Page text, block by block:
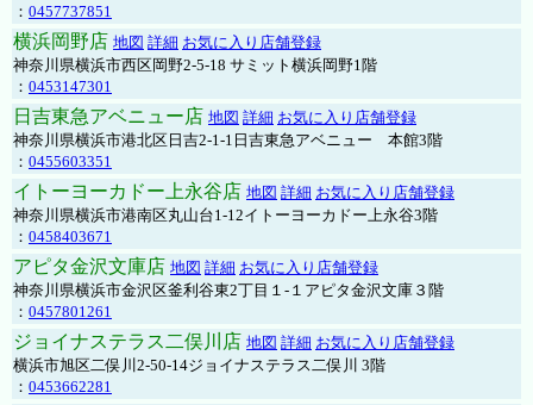
： 0457737851
横浜岡野店 地図 詳細 お気に入り店舗登録
神奈川県横浜市西区岡野2-5-18 サミット横浜岡野1階
： 0453147301
日吉東急アベニュー店 地図 詳細 お気に入り店舗登録
神奈川県横浜市港北区日吉2-1-1日吉東急アベニュー 本館3階
： 0455603351
イトーヨーカドー上永谷店 地図 詳細 お気に入り店舗登録
神奈川県横浜市港南区丸山台1-12イトーヨーカドー上永谷3階
： 0458403671
アピタ金沢文庫店 地図 詳細 お気に入り店舗登録
神奈川県横浜市金沢区釜利谷東2丁目１-１アピタ金沢文庫３階
： 0457801261
ジョイナステラス二俣川店 地図 詳細 お気に入り店舗登録
横浜市旭区二俣川2-50-14ジョイナステラス二俣川 3階
： 0453662281